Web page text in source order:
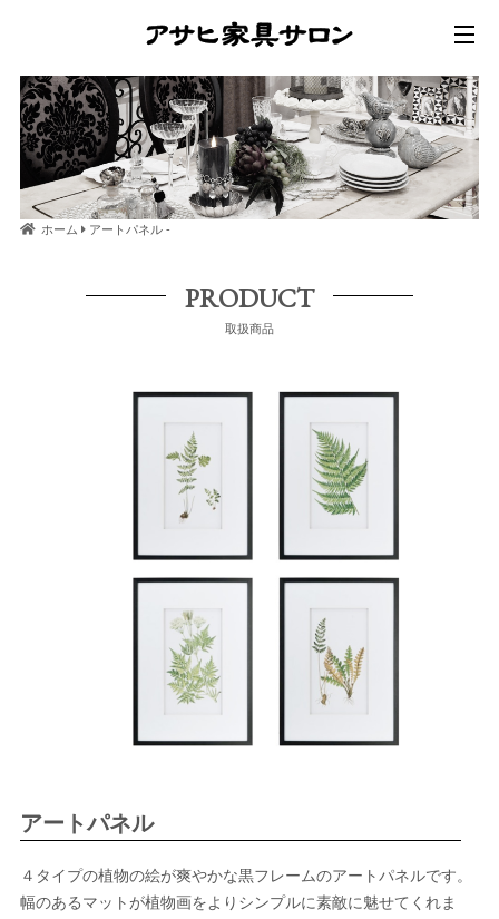
ホーム アートパネル -
PRODUCT
取扱商品
アートパネル
４タイプの植物の絵が爽やかな黒フレームのアートパネルです。
幅のあるマットが植物画をよりシンプルに素敵に魅せてくれま